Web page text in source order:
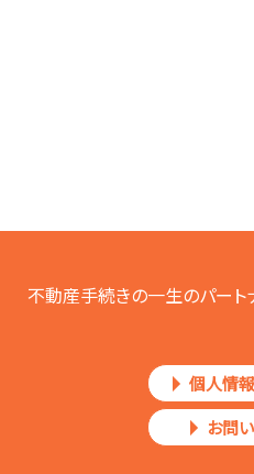
不動産手続きの一生のパー
個人情
お問